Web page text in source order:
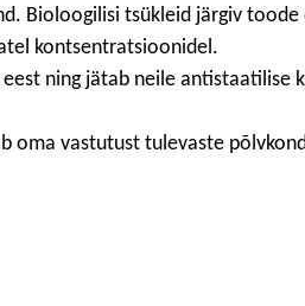
Bioloogilisi tsükleid järgiv
kontsentratsioonidel.
ning jätab neile
oma vastutust tulevaste